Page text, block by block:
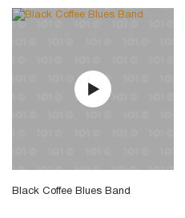
Black Coffee Blues Band